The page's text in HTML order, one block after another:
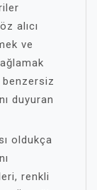
alıcı
ve
duyuran
oldukça
renkli